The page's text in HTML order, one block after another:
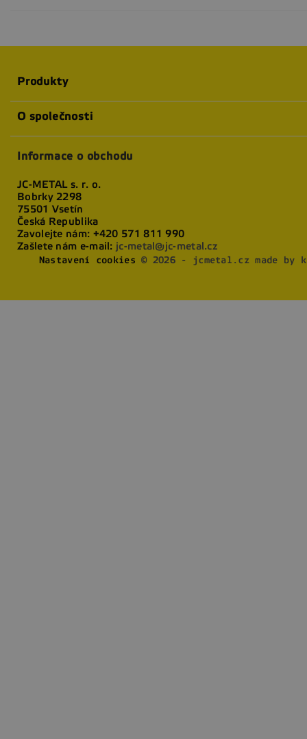
Produkty
O společnosti
Informace o obchodu
JC-METAL s. r. o.
Bobrky 2298
75501 Vsetín
Česká Republika
Zavolejte nám: +420 571 811 990
Zašlete nám e-mail: jc-metal@jc-metal.cz
Nastavení cookies © 2026 - jcmetal.cz made by